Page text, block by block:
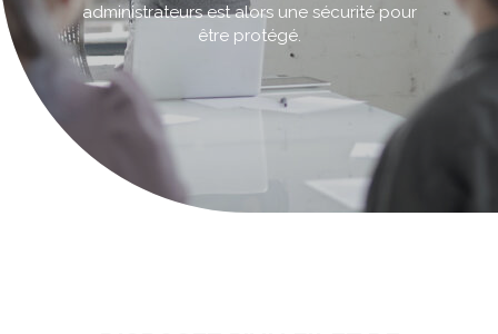
administrateurs est alors une sécurité pour
être protégé.